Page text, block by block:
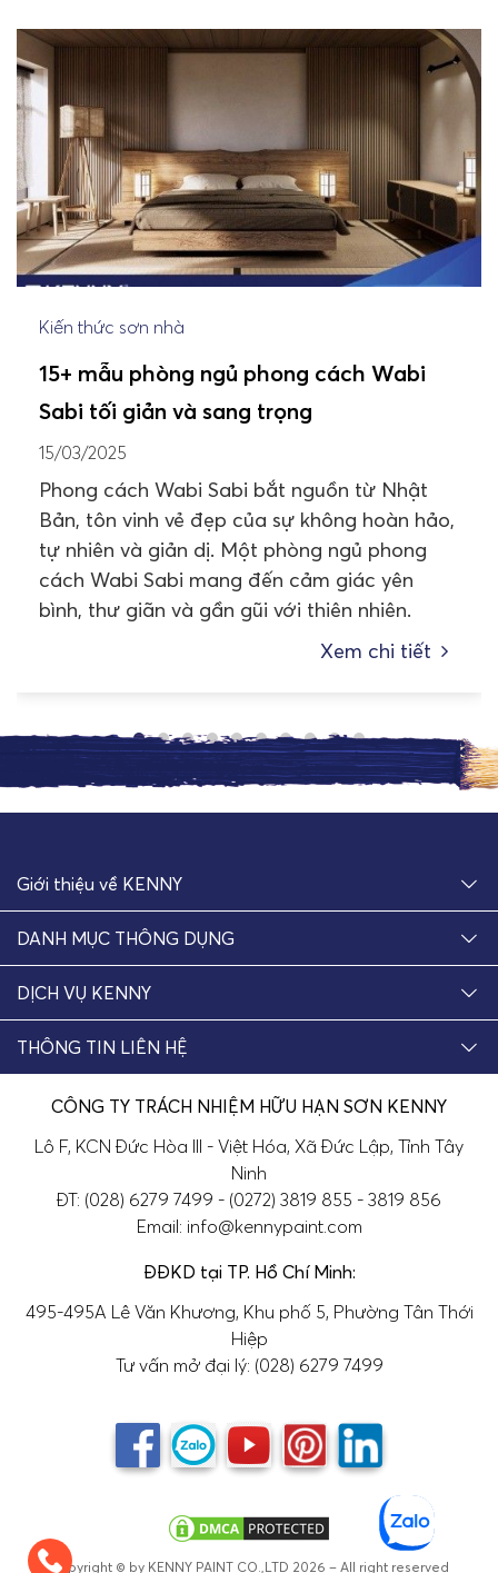
Kiến thức sơn nhà
15+ mẫu phòng ngủ phong cách Wabi
Sabi tối giản và sang trọng
15/03/2025
Phong cách Wabi Sabi bắt nguồn từ Nhật
Bản, tôn vinh vẻ đẹp của sự không hoàn hảo,
tự nhiên và giản dị. Một phòng ngủ phong
cách Wabi Sabi mang đến cảm giác yên
bình, thư giãn và gần gũi với thiên nhiên.
Xem chi tiết
Giới thiệu về KENNY
DANH MỤC THÔNG DỤNG
DỊCH VỤ KENNY
THÔNG TIN LIÊN HỆ
CÔNG TY TRÁCH NHIỆM HỮU HẠN SƠN KENNY
Lô F, KCN Đức Hòa III - Việt Hóa, Xã Đức Lập, Tỉnh Tây
Ninh
ĐT: (028) 6279 7499 - (0272) 3819 855 - 3819 856
Email: info@kennypaint.com
ĐĐKD tại TP. Hồ Chí Minh:
495-495A Lê Văn Khương, Khu phố 5, Phường Tân Thới
Hiệp
Tư vấn mở đại lý: (028) 6279 7499
Copyright © by KENNY PAINT CO.,LTD 2026 – All right reserved